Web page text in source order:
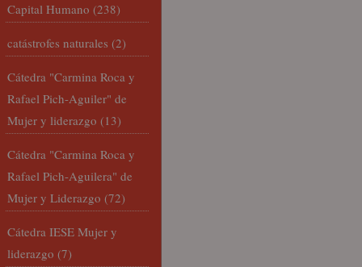
Capital Humano (238)
catástrofes naturales (2)
Cátedra "Carmina Roca y
Rafael Pich-Aguiler" de
Mujer y liderazgo (13)
Cátedra "Carmina Roca y
Rafael Pich-Aguilera" de
Mujer y Liderazgo (72)
Cátedra IESE Mujer y
liderazgo (7)